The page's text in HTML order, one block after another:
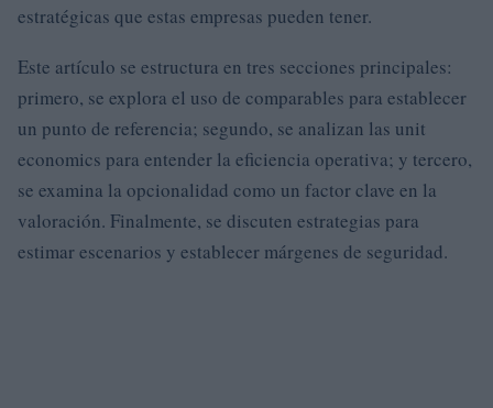
estratégicas que estas empresas pueden tener.
Este artículo se estructura en tres secciones principales:
primero, se explora el uso de comparables para establecer
un punto de referencia; segundo, se analizan las unit
economics para entender la eficiencia operativa; y tercero,
se examina la opcionalidad como un factor clave en la
valoración. Finalmente, se discuten estrategias para
estimar escenarios y establecer márgenes de seguridad.